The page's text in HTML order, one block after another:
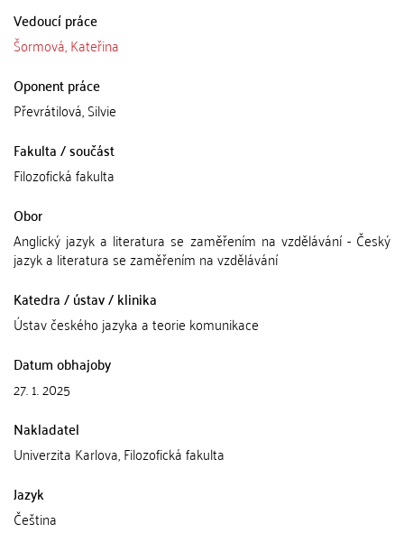
Vedoucí práce
Šormová, Kateřina
Oponent práce
Převrátilová, Silvie
Fakulta / součást
Filozofická fakulta
Obor
Anglický jazyk a literatura se zaměřením na vzdělávání - Český
jazyk a literatura se zaměřením na vzdělávání
Katedra / ústav / klinika
Ústav českého jazyka a teorie komunikace
Datum obhajoby
27. 1. 2025
Nakladatel
Univerzita Karlova, Filozofická fakulta
Jazyk
Čeština